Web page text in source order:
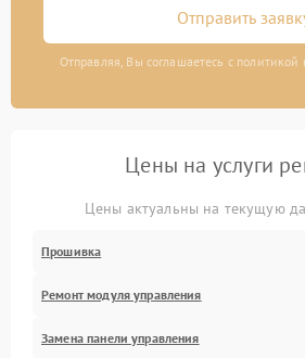
Отправить
Отправляя, Вы соглашаетесь с
Цены на услуги
Цены актуальны на текущую
Прошивка
Ремонт модуля управления
Замена панели управления